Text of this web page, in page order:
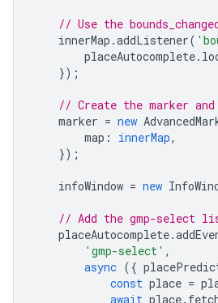
// Use the
innerMap .addListener(
placeAutocomplete.
});
// Create the marker and
marker = new
map : innerMap,
});
infoWindow = new
// Add the gmp-select
placeAutocomplete.
'gmp-select' ,
async ({
const place =
await place.